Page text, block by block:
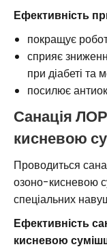
Ефективність
покращує
сприяє
при діабеті та
посилює
Санація
кисневою
Проводиться
озоно-кисневою
спеціальних
Ефективність
кисневою